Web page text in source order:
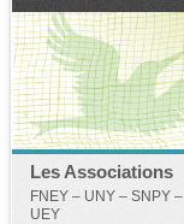
Les Associations
FNEY – UNY – SNPY –
UEY